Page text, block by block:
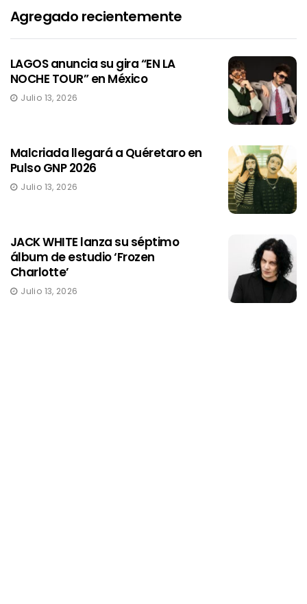
Agregado recientemente
LAGOS anuncia su gira “EN LA
NOCHE TOUR” en México
Julio 13, 2026
Malcriada llegará a Quéretaro en
Pulso GNP 2026
Julio 13, 2026
JACK WHITE lanza su séptimo
álbum de estudio ‘Frozen
Charlotte’
Julio 13, 2026